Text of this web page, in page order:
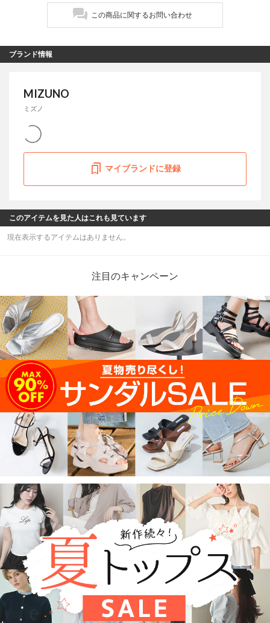
この商品に関するお問い合わせ
ブランド情報
MIZUNO
ミズノ
マイブランドに登録
このアイテムを見た人はこれも見ています
現在表示するアイテムはありません。
注目のキャンペーン